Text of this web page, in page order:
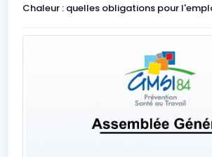
Chaleur : quelles obligations pour